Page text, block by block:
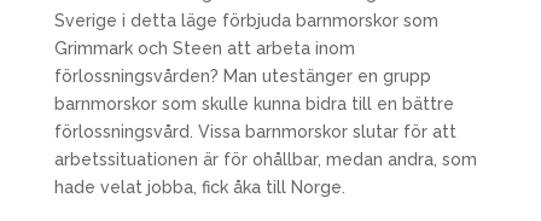
Sverige i detta läge förbjuda barnmorskor som
Grimmark och Steen att arbeta inom
förlossningsvården? Man utestänger en grupp
barnmorskor som skulle kunna bidra till en bättre
förlossningsvård. Vissa barnmorskor slutar för att
arbetssituationen är för ohållbar, medan andra, som
hade velat jobba, fick åka till Norge.